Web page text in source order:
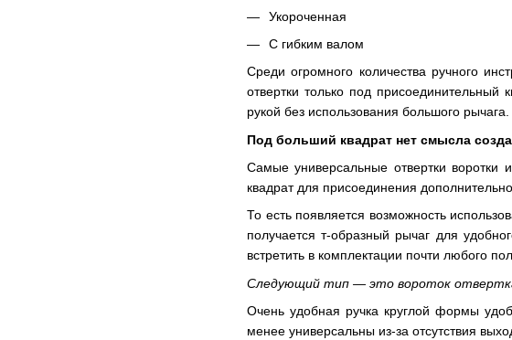
Укороченная
С гибким валом
Среди огромного количества ручного
отвертки только под
рукой без использования большого рычага.
Под больший квадрат нет смысла
Самые универсальные отвертки воротки
квадрат для присоединения
То есть появляется возможность
получается т-образный рычаг для
встретить в комплектации почти любого
Следующий тип — это вороток отвертка
Очень удобная ручка круглой формы
менее универсальны из-за отсутствия